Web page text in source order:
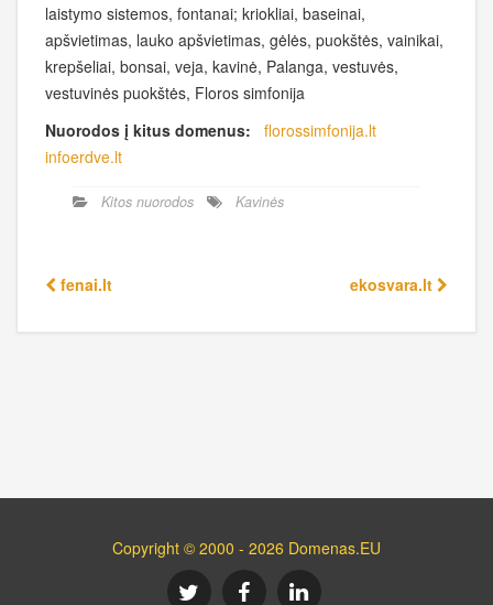
laistymo sistemos, fontanai; kriokliai, baseinai,
apšvietimas, lauko apšvietimas, gėlės, puokštės, vainikai,
krepšeliai, bonsai, veja, kavinė, Palanga, vestuvės,
vestuvinės puokštės, Floros simfonija
Nuorodos į kitus domenus:
florossimfonija.lt
infoerdve.lt
Kitos nuorodos Kavinės
fenai.lt ekosvara.lt
Copyright © 2000 - 2026 Domenas.EU